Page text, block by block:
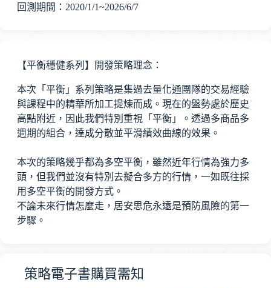
回測期間：2020/1/1~2026/6/7
【平衡穩健系列】開發策略理念：
本次「平衡」系列策略是集過去量化通團隊的交易經驗
與課程中的精華所加工提煉而成。現在的盤勢處於歷史
高點附近，因此我們特別重視「平衡」。透過多商品多
週期的組合，達成分散並平滑績效曲線的效果。
本次的策略幾乎都為多空平衡，雖然近年行情為強力多
頭，但我們並沒有特別去擬合多方的行情，一如既往採
用多空平衡的開發方式。
不論未來行情怎麼走，居安思危永遠是預防風險的第一
步驟。
策略電子書購買需知